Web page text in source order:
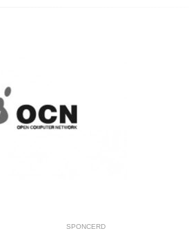
SPONCERD